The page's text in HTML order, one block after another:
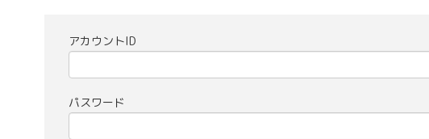
アカウントID
パスワード